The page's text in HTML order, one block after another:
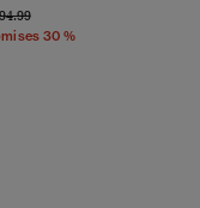
réduit de
à
30 %